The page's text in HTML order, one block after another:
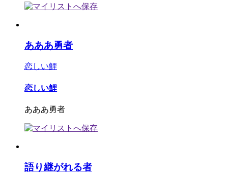
あああ勇者
恋しい鯉
恋しい鯉
あああ勇者
語り継がれる者